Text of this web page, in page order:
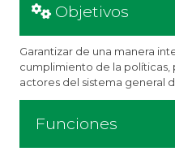
Objetivos
Garantizar de una manera
cumplimiento de la políticas,
actores del sistema general
Funciones​​